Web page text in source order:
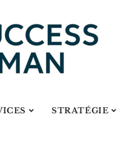
STRATÉGIE